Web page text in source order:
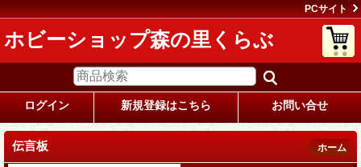
PCサイト
ホビーショップ森の里くらぶ
ログイン 新規登録はこちら お問い合せ
伝言板 ホーム